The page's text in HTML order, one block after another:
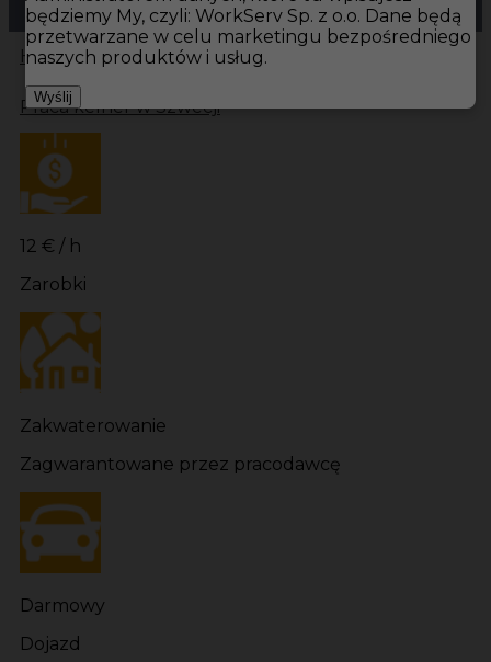
Hotistin Oferty pracyKelner Szwecja
Praca kelner w Szwecji
12 € / h
Zarobki
Zakwaterowanie
Zagwarantowane przez pracodawcę
Darmowy
Dojazd
będziemy My, czyli: WorkServ Sp. z o.o. Dane będą
przetwarzane w celu marketingu bezpośredniego
naszych produktów i usług.
Wyślij